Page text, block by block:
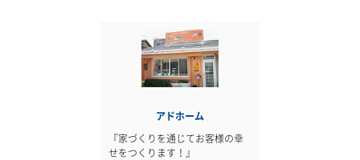
アドホーム
『家づくりを通じてお客様の幸
せをつくります！』